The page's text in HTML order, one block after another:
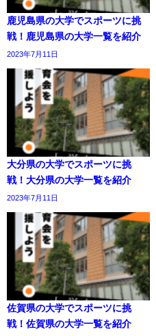
鹿児島県の大学でスポーツに挑
戦！鹿児島県の大学一覧を紹介
2023年7月11日
大分県の大学でスポーツに挑
戦！大分県の大学一覧を紹介
2023年7月11日
佐賀県の大学でスポーツに挑
戦！佐賀県の大学一覧を紹介